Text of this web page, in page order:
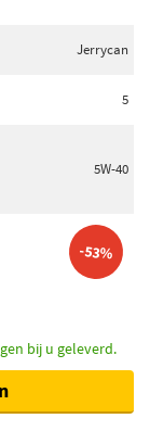
Jerrycan
5
5W-40
-53%
bij u geleverd.